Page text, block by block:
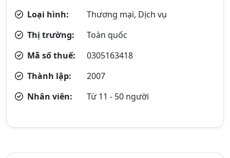
Loại hình:
Thương mại, Dịch vụ
Thị trường:
Toàn quốc
Mã số thuế:
0305163418
Thành lập:
2007
Nhân viên:
Từ 11 - 50 người